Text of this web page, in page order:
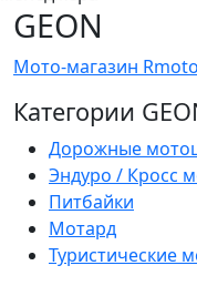
GEON
Мото-магазин Rmoto
Категории
Дорожные
Эндуро / Кросс
Питбайки
Мотард
Туристические